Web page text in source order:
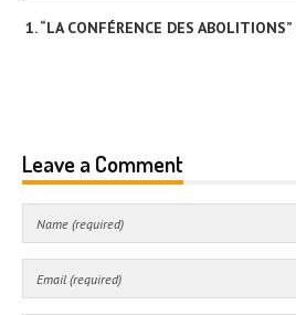
1.“LA CONFÉRENCE DES ABOLITIONS”
Leave a Comment